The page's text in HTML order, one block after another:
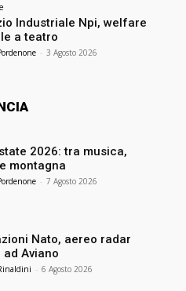
Industriale Npi, welfare
a teatro
- 3 Agosto 2026
2026: tra musica,
montagna
- 7 Agosto 2026
Nato, aereo radar
ad Aviano
- 6 Agosto 2026